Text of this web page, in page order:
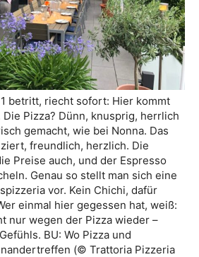
betritt, riecht sofort: Hier kommt
Pizza? Dünn, knusprig, herrlich
gemacht, wie bei Nonna. Das
freundlich, herzlich. Die
Preise auch, und der Espresso
Genau so stellt man sich eine
vor. Kein Chichi, dafür
einmal hier gegessen hat, weiß:
nur wegen der Pizza wieder –
BU: Wo Pizza und
(© Trattoria Pizzeria